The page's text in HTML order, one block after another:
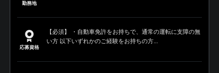
勤務地
応募資格
【必須】 ・自動車免許をお持ちで、通常の運転に支障の無
い方 以下いずれかのご経験をお持ちの方...